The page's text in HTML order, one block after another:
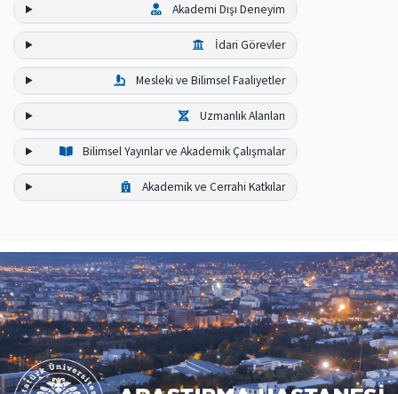
Akademi Dışı Deneyim
İdari Görevler
Mesleki ve Bilimsel Faaliyetler
Uzmanlık Alanları
Bilimsel Yayınlar ve Akademik Çalışmalar
Akademik ve Cerrahi Katkılar